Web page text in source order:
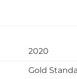
2020
Gold